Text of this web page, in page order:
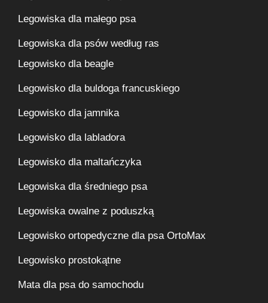
Legowiska dla małego psa
Legowiska dla psów według ras
Legowisko dla beagle
Legowisko dla buldoga francuskiego
Legowisko dla jamnika
Legowisko dla labladora
Legowisko dla maltańczyka
Legowiska dla średniego psa
Legowiska owalne z poduszką
Legowisko ortopedyczne dla psa OrtoMax
Legowisko prostokątne
Mata dla psa do samochodu